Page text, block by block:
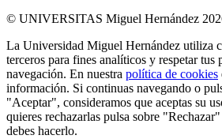
© UNIVERSITAS Miguel Hernández
La Universidad Miguel Hernández utiliza
terceros para fines analíticos y respetar tus
navegación. En nuestra política de cookies
información. Si continuas navegando o
"Aceptar", consideramos que aceptas su
quieres rechazarlas pulsa sobre
debes hacerlo.